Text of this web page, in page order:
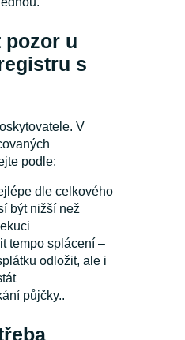
pozor u
s
V
podle:
dle celkového
být nižší než
tempo splácení –
odložit, ale i
půjčky..